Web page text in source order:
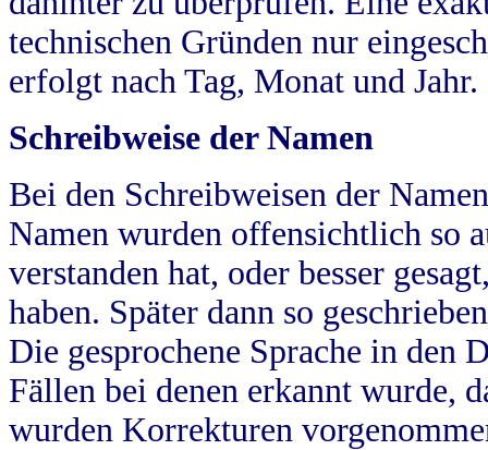
technischen Gründen nur
erfolgt nach Tag, Monat und Jahr.
Schreibweise der Namen
Bei den Schreibweisen der
Namen wurden offensichtlich so
verstanden hat, oder besser
haben. Später dann so
Die gesprochene Sprache in
Fällen bei denen erkannt wurde,
wurden Korrekturen